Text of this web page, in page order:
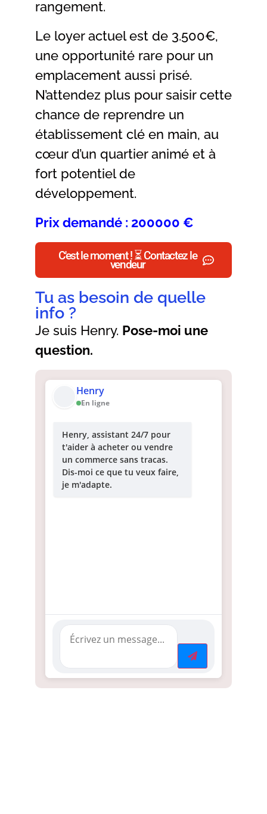
rangement.
Le loyer actuel est de 3.500€,
une opportunité rare pour un
emplacement aussi prisé.
N’attendez plus pour saisir cette
chance de reprendre un
établissement clé en main, au
cœur d’un quartier animé et à
fort potentiel de
développement.
Prix demandé : 200000 €
C'est le moment ! ⏳ Contactez le
vendeur
Henry
En ligne
Henry, assistant 24/7 pour
t'aider à acheter ou vendre
un commerce sans tracas.
Dis-moi ce que tu veux faire,
je m'adapte.
Je suis Henry. Pose-moi une
question.
Tu as besoin de quelle
info ?